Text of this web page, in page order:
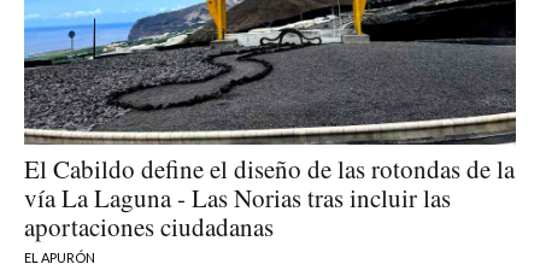
El Cabildo define el diseño de las rotondas de la
vía La Laguna - Las Norias tras incluir las
aportaciones ciudadanas
EL APURÓN